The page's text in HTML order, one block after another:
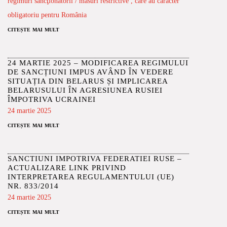
obligatoriu pentru România
citește mai mult
24 MARTIE 2025 – MODIFICAREA REGIMULUI
DE SANCȚIUNI IMPUS AVÂND ÎN VEDERE
SITUAȚIA DIN BELARUS ȘI IMPLICAREA
BELARUSULUI ÎN AGRESIUNEA RUSIEI
ÎMPOTRIVA UCRAINEI
24 martie 2025
citește mai mult
SANCTIUNI IMPOTRIVA FEDERATIEI RUSE –
ACTUALIZARE LINK PRIVIND
INTERPRETAREA REGULAMENTULUI (UE)
NR. 833/2014
24 martie 2025
citește mai mult